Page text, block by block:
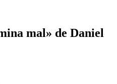
mal» de Daniel